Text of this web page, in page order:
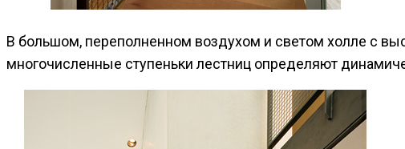
В большом, переполненном воздухом и светом холле с
многочисленные ступеньки лестниц определяют